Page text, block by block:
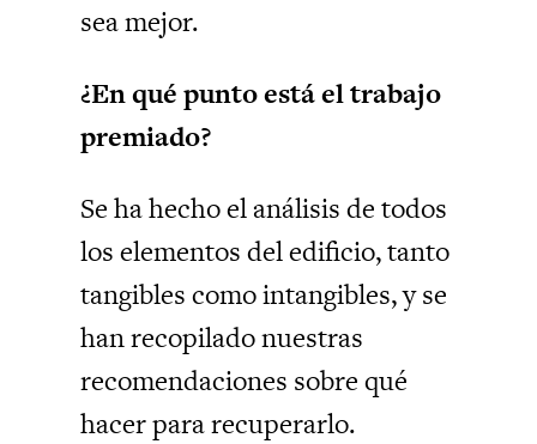
sea mejor.
¿En qué punto está el trabajo
premiado?
Se ha hecho el análisis de todos
los elementos del edificio, tanto
tangibles como intangibles, y se
han recopilado nuestras
recomendaciones sobre qué
hacer para recuperarlo.